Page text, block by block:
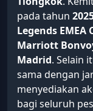
pada tahun
Legends EMEA
Marriott
Madrid. Selain
sama dengan
menyediakan
bagi seluruh